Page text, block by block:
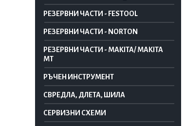
РЕЗЕРВНИ ЧАСТИ - FESTOOL
РЕЗЕРВНИ ЧАСТИ - NORTON
РЕЗЕРВНИ ЧАСТИ - MAKITA/ MAKITA
MT
РЪЧЕН ИНСТРУМЕНТ
СВРЕДЛА, ДЛЕТА, ШИЛА
СЕРВИЗНИ СХЕМИ